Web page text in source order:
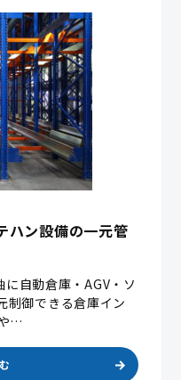
ハン設備の一元管
自動倉庫・AGV・ソ
制御できる倉庫イン
…